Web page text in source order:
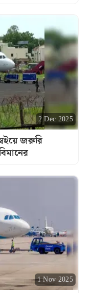
2 Dec 2025
জরুরি
1 Nov 2025